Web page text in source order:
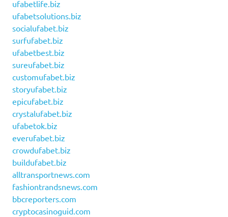
ufabetlife.biz
ufabetsolutions.biz
socialufabet.biz
surfufabet.biz
ufabetbest.biz
sureufabet.biz
customufabet.biz
storyufabet.biz
epicufabet.biz
crystalufabet.biz
ufabetok.biz
everufabet.biz
crowdufabet.biz
buildufabet.biz
alltransportnews.com
fashiontrandsnews.com
bbcreporters.com
cryptocasinoguid.com